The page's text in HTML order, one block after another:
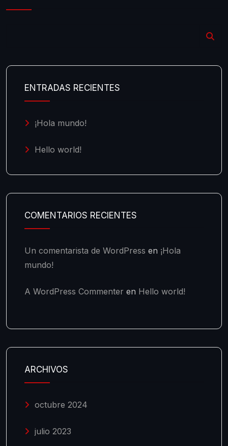
ENTRADAS RECIENTES
¡Hola mundo!
Hello world!
COMENTARIOS RECIENTES
Un comentarista de WordPress en ¡Hola
mundo!
A WordPress Commenter en Hello world!
ARCHIVOS
octubre 2024
julio 2023